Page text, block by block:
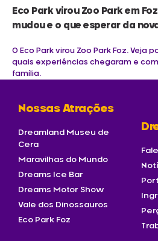
Eco Park virou Zoo Park em
mudou e o que esperar da
O Eco Park virou Zoo Park Foz. Veja
quais experiências chegaram e
família.
Nossas Atrações
Dreamland Museu de
Cera
Maravilhas do Mundo
Dreams Ice Bar
Dreams Motor Show
Vale dos Dinossauros
Eco Park Foz